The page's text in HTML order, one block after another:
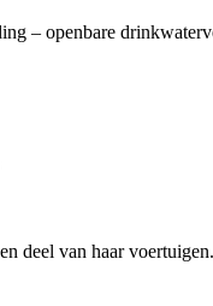
– openbare
van haar